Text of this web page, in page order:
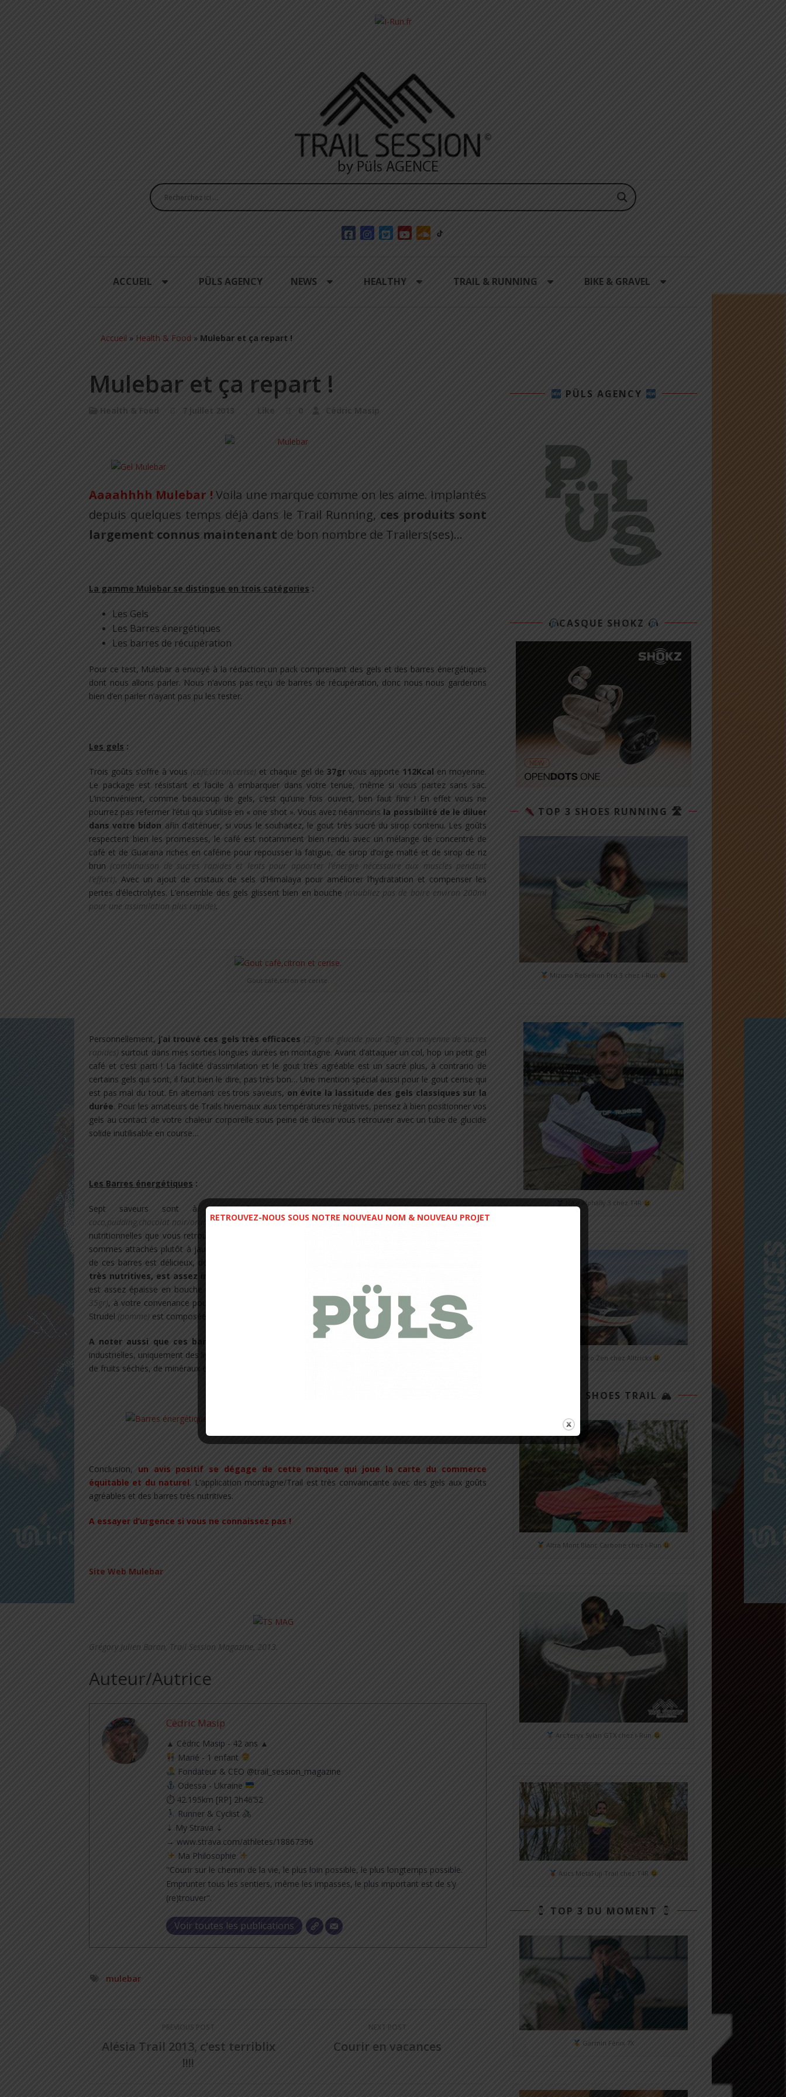
ACCUEIL PÜLS AGENCY NEWS HEALTHY TRAIL & RUNNING BIKE & GRAVEL
Accueil » Health & Food » Mulebar et ça repart !
Mulebar et ça repart !
Health & Food 7 juillet 2013 Like 0 Cédric Masip
Aaaahhhh Mulebar ! Voila une marque comme on les aime. Implantés
depuis quelques temps déjà dans le Trail Running, ces produits sont
largement connus maintenant de bon nombre de Trailers(ses)…
La gamme Mulebar se distingue en trois catégories :
Les Gels
Les Barres énergétiques
Les barres de récupération
Pour ce test, Mulebar a envoyé à la rédaction un pack comprenant des gels et des barres énergétiques
dont nous allons parler. Nous n’avons pas reçu de barres de récupération, donc nous nous garderons
bien d’en parler n’ayant pas pu les tester.
Les gels :
Trois goûts s’offre à vous (café,citron,cerise) et chaque gel de 37grvous apporte 112Kcal en moyenne.
Le package est résistant et facile à embarquer dans votre tenue, même si vous partez sans sac.
L’inconvénient, comme beaucoup de gels, c’est qu’une fois ouvert, ben faut finir ! En effet vous ne
pourrez pas refermer l’étui qui s’utilise en « one shot ». Vous avez néanmoins la possibilité de le diluer
dans votre bidon afin d’atténuer, si vous le souhaitez, le gout très sucré du sirop contenu. Les goûts
respectent bien les promesses, le café est notamment bien rendu avec un mélange de concentré de
café et de Guarana riches en caféine pour repousser la fatigue, de sirop d’orge malté et de sirop de riz
brun (combinaison de sucres rapides et lents pour apporter l’énergie nécessaire aux muscles pendant
l’effort). Avec un ajout de cristaux de sels d’Himalaya pour améliorer l’hydratation et compenser les
pertes d’électrolytes. L’ensemble des gels glissent bien en bouche (n’oubliez pas de boire environ 200ml
pour une assimilation plus rapide).
Gout café,citron et cerise.
Personnellement, j’ai trouvé ces gels très efficaces (27gr de glucide pour 20gr en moyenne de sucres
rapides) surtout dans mes sorties longues durées en montagne. Avant d’attaquer un col, hop un petit gel
café et c’est parti ! La facilité d’assimilation et le gout très agréable est un sacré plus, à contrario de
certains gels qui sont, il faut bien le dire, pas très bon… Une mention spécial aussi pour le gout cerise qui
est pas mal du tout. En alternant ces trois saveurs, on évite la lassitude des gels classiques sur la
durée. Pour les amateurs de Trails hivernaux aux températures négatives, pensez à bien positionner vos
gels au contact de votre chaleur corporelle sous peine de devoir vous retrouver avec un tube de glucide
solide inutilisable en course…
Les Barres énergétiques :
Sept saveurs sont à votre disposition(pomme,abricot,réglisse,mangue,ananas/noix de
coco,pudding,chocolat noir/orange), et chaque barre de56grvous apportera194kcal. Au delà des valeurs
nutritionnelles que vous retrouverez sur le site de la marque (
sommes attachés plutôt à jauger l’assimilation lors des entraînements ou des sorties longues. Le goût
de ces barres est délicieux, de par les ingrédients naturels utilisés.
très nutritives, est assez importante
est assez épaisse en bouche lors de l’effort. Vous trouverez différents formats pour ces barres
35gr), à votre convenance pour l’utilisation en plusieurs fois lors de vos sorties. La nouvelle barre Apple
Strudel (pomme) est composée de pommes issues du commerce équitable, un bon point pour Mulebar.
A noter aussi que ces barres ne contiennent que du naturel
, pas d’additifs, pas de graisses
industrielles, uniquement des lipides issus des fruits
de fruits séchés, de minéraux et anti-oxydants et enfin des glucides lents…Et sans Gluten !
Conclusion, un avis positif se dégage de cette marque qui joue la carte du commerce
équitable et du naturel. L’application montagne/Trail est très convaincante avec des gels aux goûts
agréables et des barres très nutritives.
A essayer d’urgence si vous ne connaissez pas !
Site Web Mulebar
Grégory Julien Baron, Trail Session Magazine, 2013.
Auteur/Autrice
Cédric Masip
▲ Cédric Masip - 42 ans ▲
Marié - 1 enfant
Fondateur & CEO @trail_session_magazine
Odessa - Ukraine
⏱ 42.195km [RP] 2h46’52
Runner & Cyclist
⇣ My Strava ⇣
→ www.strava.com/athletes/18867396
Ma Philosophie
"Courir sur le chemin de la vie, le plus loin possible, le plus longtemps possible.
Emprunter tous les sentiers, même les impasses, le plus important est de s’y
(re)trouver".
Voir toutes les publications
mulebar
PREVIOUS POST
Alésia Trail 2013, c’est terriblix
!!!!
NEXT POST
Courir en vacances
PÜLS AGENCY
CASQUE SHOKZ
TOP 3 SHOES RUNNING 🛣
Mizuno Rebellion Pro 3 chez i-Run
Nike Alphafly 3 chez T4R
Mizuno Neo Zen chez Alltricks
TOP 3 SHOES TRAIL 🏔
Altra Mont Blanc Carbone chez i-Run
Arc'teryx Sylan GTX chez i-Run
Asics MetaFuji Trail chez T4R
TOP 3 DU MOMENT
Garmin Fénix 7X
RETROUVEZ-NOUS SOUS NOTRE NOUVEAU NOM & NOUVEAU PROJET